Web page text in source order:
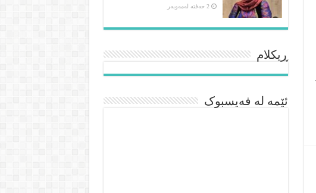
2 حەفتە لەمەوبەر
ڕیکلام
ئێمە لە فەیسبوک